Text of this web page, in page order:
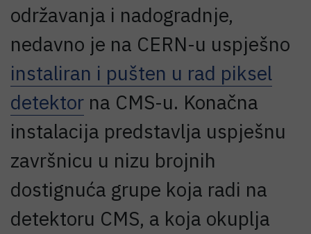
održavanja i nadogradnje,
nedavno je na CERN-u uspješno
instaliran i pušten u rad piksel
detektor na CMS-u. Konačna
instalacija predstavlja uspješnu
završnicu u nizu brojnih
dostignuća grupe koja radi na
detektoru CMS, a koja okuplja